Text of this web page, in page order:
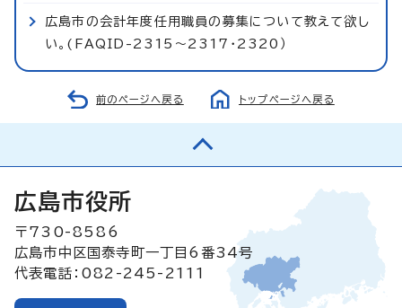
広島市の会計年度任用職員の募集について教えて欲し
い。(FAQID-2315～2317・2320）
前のページへ戻る トップページへ戻る
広島市役所
〒730-8586
広島市中区国泰寺町一丁目6番34号
代表電話：082-245-2111